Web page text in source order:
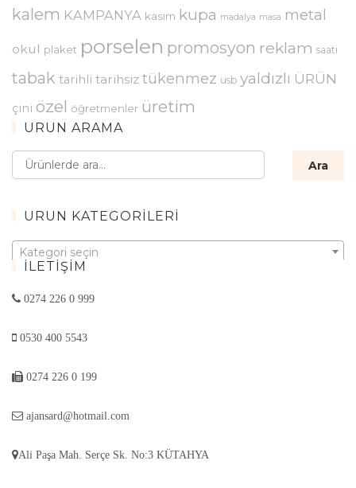
kalem KAMPANYA kasım kupa madalya masa metal
okul plaket porselen promosyon reklam saati
tabak tarihli tarihsiz tükenmez usb yaldızlı ÜRÜN
çini özel öğretmenler üretim
ÜRÜN ARAMA
Ara: Ara
ÜRÜN KATEGORILERI
Kategori seçin
İLETIŞIM
0274 226 0 999
0530 400 5543
0274 226 0 199
ajansard@hotmail.com
Ali Paşa Mah. Serçe Sk. No:3 KÜTAHYA